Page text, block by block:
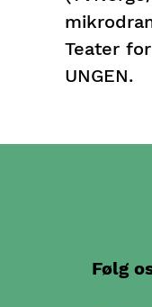
Teater
UNGEN.
Følg